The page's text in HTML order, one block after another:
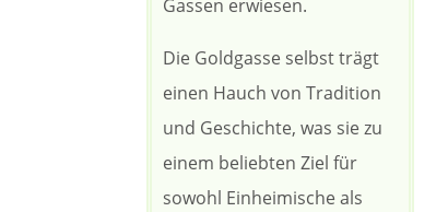
Gassen erwiesen.
Die Goldgasse selbst trägt
einen Hauch von Tradition
und Geschichte, was sie zu
einem beliebten Ziel für
sowohl Einheimische als